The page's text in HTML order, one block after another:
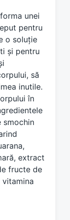
unei
pentru
o soluție
și pentru
să
inutile.
în
smochin
extract
fructe de
vitamina